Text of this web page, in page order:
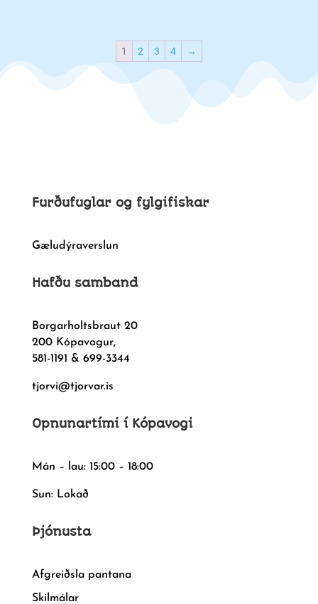
1 2 3 4 →
Furðufuglar og fylgifiskar
Gæludýraverslun
Hafðu samband
Borgarholtsbraut 20
200 Kópavogur,
581-1191 & 699-3344
tjorvi@tjorvar.is
Opnunartími í Kópavogi
Mán – lau: 15:00 – 18:00
Sun: Lokað
Þjónusta
Afgreiðsla pantana
Skilmálar